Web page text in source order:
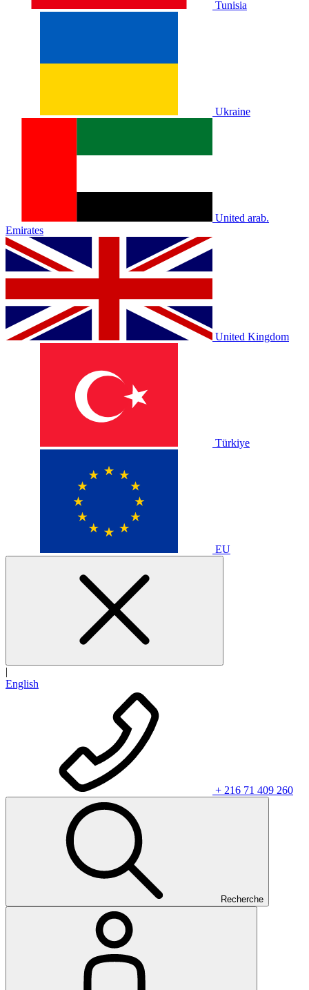
Tunisia
Ukraine
United arab.
Emirates
United Kingdom
Türkiye
EU
|
English
+ 216 71 409 260
Recherche